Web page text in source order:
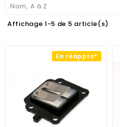
Nom, A à Z
Affichage 1-5 de 5 article(s)
En réappro*